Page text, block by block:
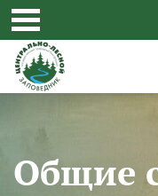
Перейти к основному
Общие